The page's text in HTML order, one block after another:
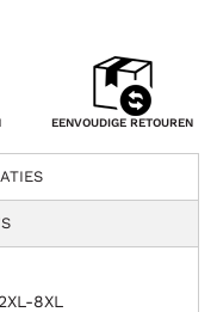
EENVOUDIGE RETOUREN
8XL